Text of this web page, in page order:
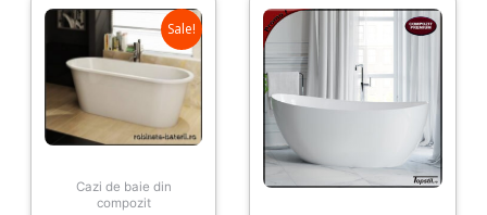
Sale!
Cazi de baie din
compozit